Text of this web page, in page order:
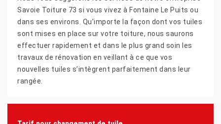
Savoie Toiture 73 si vous vivez à Fontaine Le Puits ou
dans ses environs. Qu’importe la façon dont vos tuiles
sont mises en place sur votre toiture, nous saurons
effectuer rapidement et dans le plus grand soin les
travaux de rénovation en veillant à ce que vos
nouvelles tuiles s’intègrent parfaitement dans leur
rangée.